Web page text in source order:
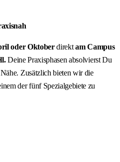
oder Oktoberdirektam Campus
Deine Praxisphasen absolvierst Du
Zusätzlich bieten wir die
der fünf Spezialgebiete zu